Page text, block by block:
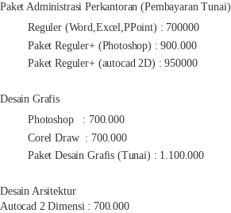
Paket Administrasi Perkantoran (Pembayaran Tunai)
Reguler (Word,Excel,PPoint) : 700000
Paket Reguler+ (Photoshop) : 900.000
Paket Reguler+ (autocad 2D) : 950000
Desain Grafis
Photoshop : 700.000
Corel Draw : 700.000
Paket Desain Grafis (Tunai) : 1.100.000
Desain Arsitektur
Autocad 2 Dimensi : 700.000